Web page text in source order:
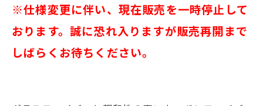
※仕様変更に伴い、現在販売を一時停止して
おります。誠に恐れ入りますが販売再開まで
しばらくお待ちください。